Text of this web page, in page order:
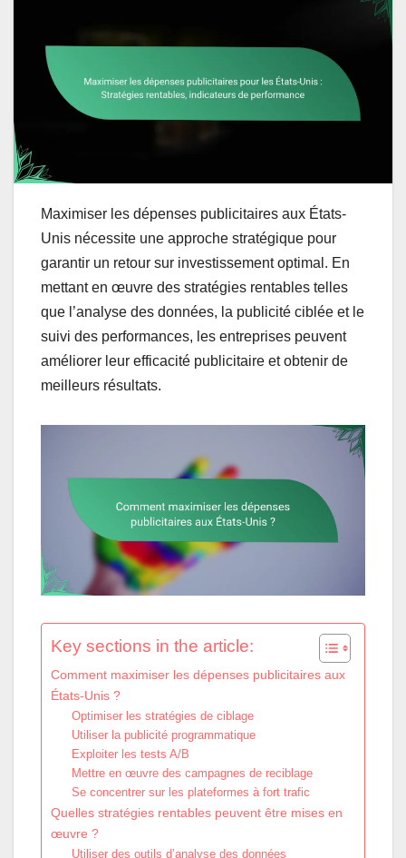
Maximiser les dépenses publicitaires aux États-
Unis nécessite une approche stratégique pour
garantir un retour sur investissement optimal. En
mettant en œuvre des stratégies rentables telles
que l’analyse des données, la publicité ciblée et le
suivi des performances, les entreprises peuvent
améliorer leur efficacité publicitaire et obtenir de
meilleurs résultats.
Key sections in the article:
Comment maximiser les dépenses publicitaires aux
États-Unis ?
Optimiser les stratégies de ciblage
Utiliser la publicité programmatique
Exploiter les tests A/B
Mettre en œuvre des campagnes de reciblage
Se concentrer sur les plateformes à fort trafic
Quelles stratégies rentables peuvent être mises en
œuvre ?
Utiliser des outils d’analyse des données